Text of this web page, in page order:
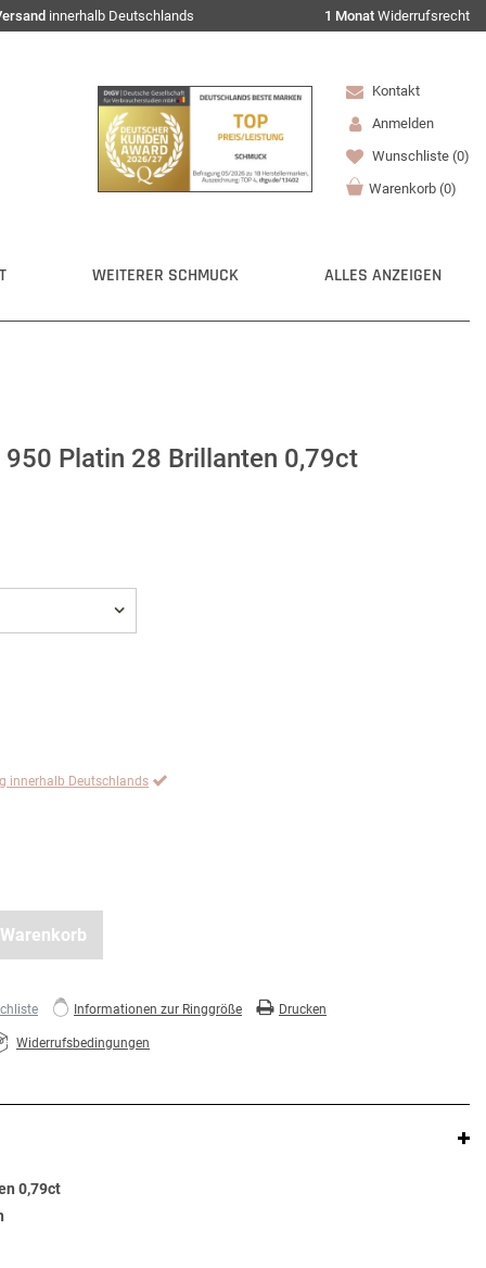
innerhalb Deutschlands 1 Monat Widerrufsrecht
Kontakt
Anmelden
Wunschliste (0)
Warenkorb (0)
WEITERER SCHMUCK ALLES ANZEIGEN
Platin 28 Brillanten 0,79ct
innerhalb Deutschlands
Informationen zur Ringgröße Drucken
Widerrufsbedingungen
0,79ct